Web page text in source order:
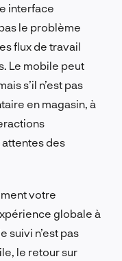
interface
le problème
flux de travail
Le mobile peut
s’il n’est pas
en magasin, à
des
votre
globale à
suivi n’est pas
le retour sur